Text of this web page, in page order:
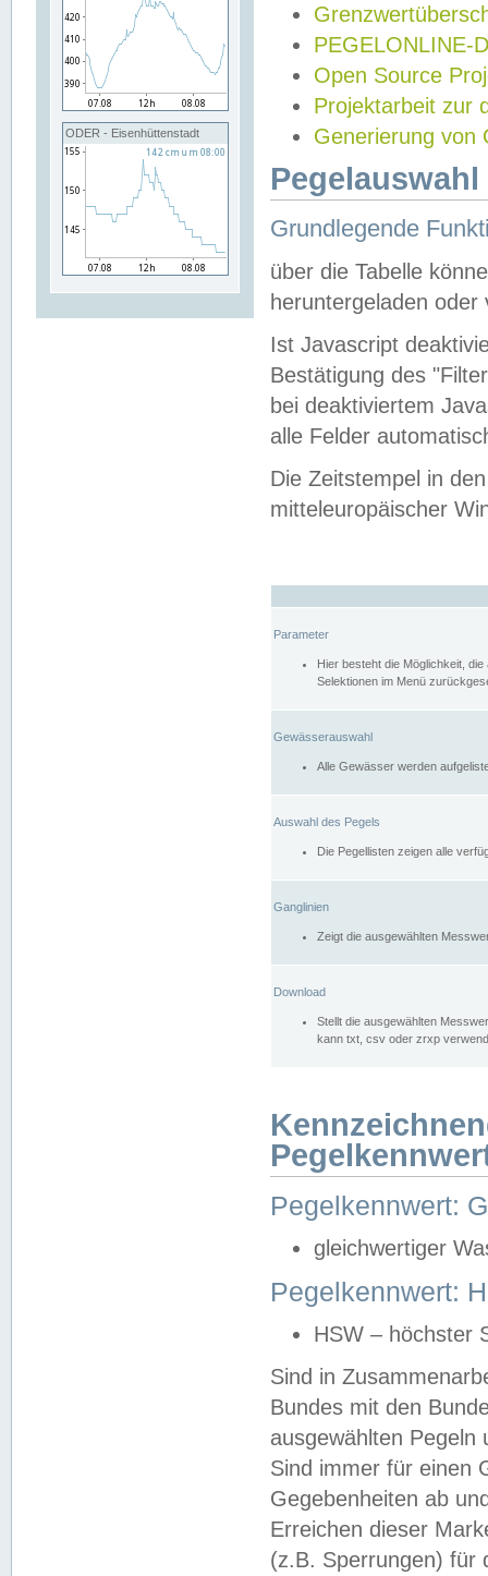
ODER - Eisenhüttenstadt
PEGELONLINE-
Open Source
Projektarbeit zur
Generierung von
Grundlegende
über die Tabelle
heruntergeladen oder
Ist Javascript
Bestätigung des
bei deaktiviertem
alle Felder
Die Zeitstempel in
mitteleuropäischer
Parameter
Hier besteht die Möglichkeit,
Selektionen im Menü
Gewässerauswahl
Alle Gewässer werden
Auswahl des Pegels
Die Pegellisten zeigen alle
Ganglinien
Zeigt die ausgewählten
Download
Stellt die ausgewählten
kann txt, csv oder zrxp
Pegelkennwert:
gleichwertiger
Pegelkennwert:
HSW – höchster
Sind in
Bundes mit den
ausgewählten
Sind immer für einen
Gegebenheiten ab
Erreichen dieser
(z.B. Sperrungen) für